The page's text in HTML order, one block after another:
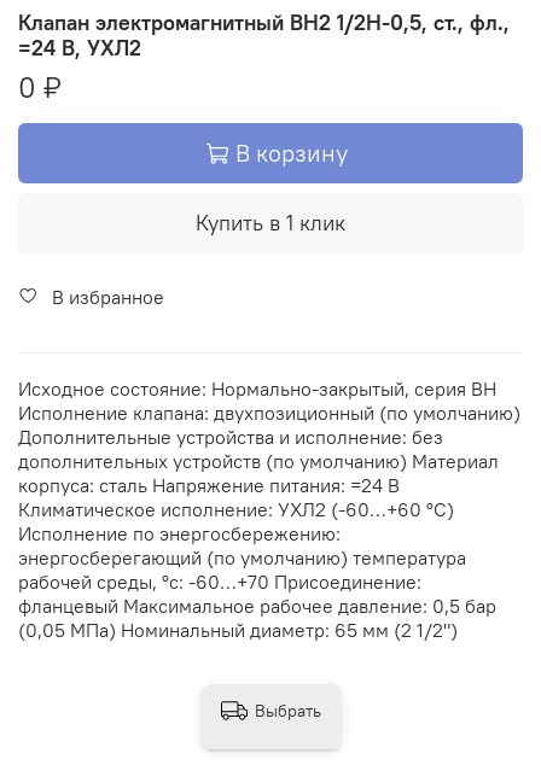
Клапан электромагнитный ВН2 1/2Н-0,5, ст., фл.,
=24 В, УХЛ2
0 ₽
В корзину
Купить в 1 клик
В избранное
Исходное состояние: Нормально-закрытый, серия ВН
Исполнение клапана: двухпозиционный (по умолчанию)
Дополнительные устройства и исполнение: без
дополнительных устройств (по умолчанию) Материал
корпуса: сталь Напряжение питания: =24 В
Климатическое исполнение: УХЛ2 (-60…+60 °С)
Исполнение по энергосбережению:
энергосберегающий (по умолчанию) температура
рабочей среды, °с: -60…+70 Присоединение:
фланцевый Максимальное рабочее давление: 0,5 бар
(0,05 МПа) Номинальный диаметр: 65 мм (2 1/2")
Выбрать